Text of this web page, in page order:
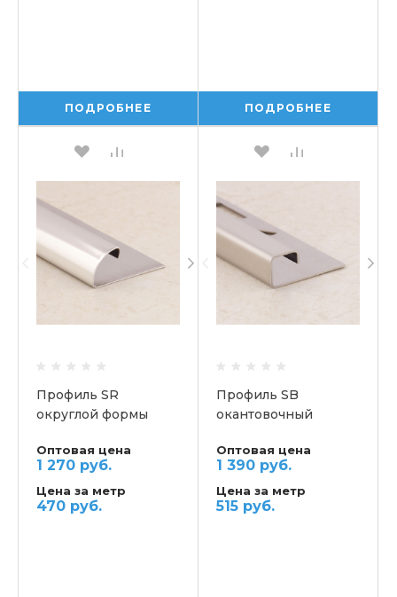
ПОДРОБНЕЕ ПОДРОБНЕЕ
Профиль SR
округлой формы
Оптовая цена
1 270 руб.
Цена за метр
470 руб.
Профиль SB
окантовочный
Оптовая цена
1 390 руб.
Цена за метр
515 руб.